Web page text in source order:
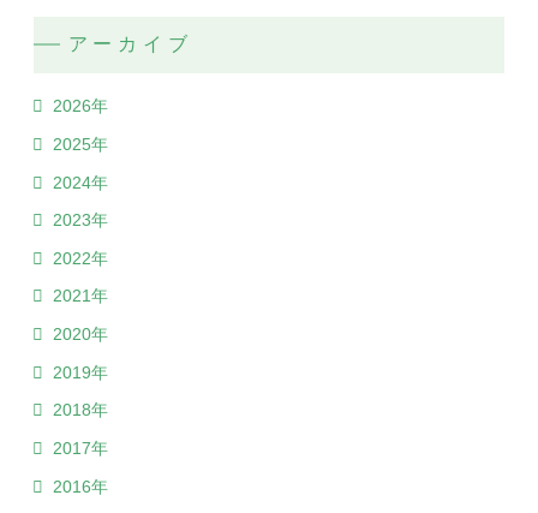
アーカイブ
2026年
2025年
2024年
2023年
2022年
2021年
2020年
2019年
2018年
2017年
2016年